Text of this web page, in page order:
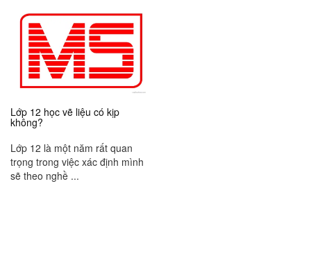
Lớp 12 học vẽ liệu có kịp
không?
Lớp 12 là một năm rất quan
trọng trong việc xác định mình
sẽ theo nghề ...